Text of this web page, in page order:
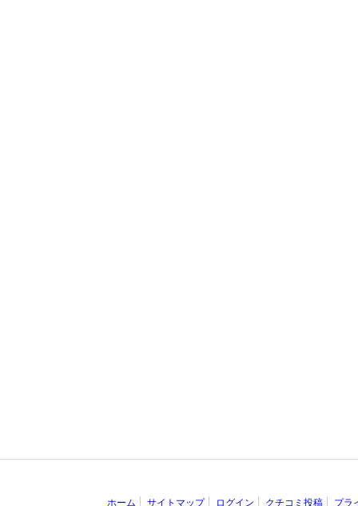
ホーム サイトマップ ログイン クチコミ投稿 プラ